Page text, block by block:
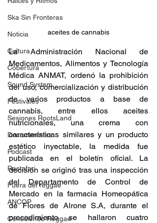
Ska Sin Fronteras
Noticia
Cultura
Cobertura
Sound System
Festivales
Sesiones RootsLand
Documentales
Podcast
Rastafari
Fuera del reggae
ANCOP
Conociendo Reggae
aceites de cannabis
La Administración Nacional de
Medicamentos, Alimentos y Tecnología
Médica ANMAT, ordenó la prohibición
del uso, comercialización y distribución
de varios productos a base de
cannabis, entre ellos aceites
nutricionales, una crema con
características similares y un producto
estético inyectable, la medida fue
publicada en el boletín oficial. La
decisión se originó tras una inspección
del Departamento de Control de
Mercado en la farmacia Homeopática
de Flores de Alrone S.A, durante el
procedimiento se hallaron cuatro